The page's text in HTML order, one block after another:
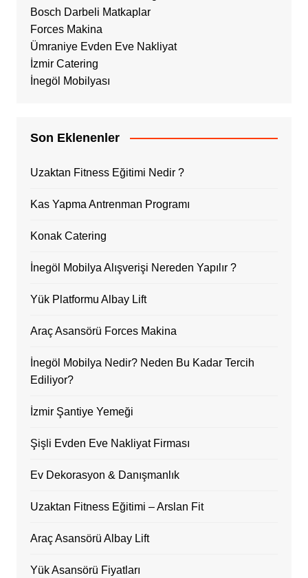
Bosch Darbeli Matkaplar
Forces Makina
Ümraniye Evden Eve Nakliyat
İzmir Catering
İnegöl Mobilyası
Son Eklenenler
Uzaktan Fitness Eğitimi Nedir ?
Kas Yapma Antrenman Programı
Konak Catering
İnegöl Mobilya Alışverişi Nereden Yapılır ?
Yük Platformu Albay Lift
Araç Asansörü Forces Makina
İnegöl Mobilya Nedir? Neden Bu Kadar Tercih
Ediliyor?
İzmir Şantiye Yemeği
Şişli Evden Eve Nakliyat Firması
Ev Dekorasyon & Danışmanlık
Uzaktan Fitness Eğitimi – Arslan Fit
Araç Asansörü Albay Lift
Yük Asansörü Fiyatları